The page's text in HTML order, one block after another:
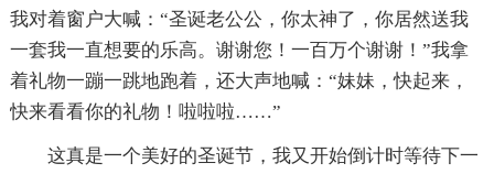
我对着窗户大喊：“圣诞老公公，你太神了，你居然送我
一套我一直想要的乐高。谢谢您！一百万个谢谢！”我拿
着礼物一蹦一跳地跑着，还大声地喊：“妹妹，快起来，
快来看看你的礼物！啦啦啦……”
这真是一个美好的圣诞节，我又开始倒计时等待下一